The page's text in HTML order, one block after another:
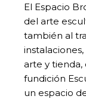
El Espacio
del arte
también al
arte y tienda,
fundición
un espacio